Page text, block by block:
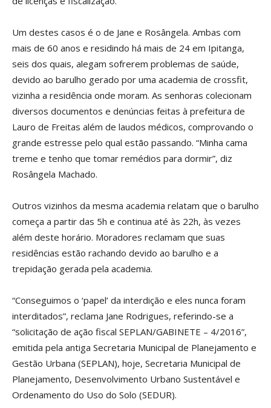
Um destes casos é o de Jane e Rosângela. Ambas com
mais de 60 anos e residindo há mais de 24 em Ipitanga,
seis dos quais, alegam sofrerem problemas de saúde,
devido ao barulho gerado por uma academia de crossfit,
vizinha a residência onde moram. As senhoras colecionam
diversos documentos e denúncias feitas à prefeitura de
Lauro de Freitas além de laudos médicos, comprovando o
grande estresse pelo qual estão passando. “Minha cama
treme e tenho que tomar remédios para dormir”, diz
Rosângela Machado.
Outros vizinhos da mesma academia relatam que o barulho
começa a partir das 5h e continua até às 22h, às vezes
além deste horário. Moradores reclamam que suas
residências estão rachando devido ao barulho e a
trepidação gerada pela academia.
“Conseguimos o ‘papel’ da interdição e eles nunca foram
interditados”, reclama Jane Rodrigues, referindo-se a
“solicitação de ação fiscal SEPLAN/GABINETE – 4/2016”,
emitida pela antiga Secretaria Municipal de Planejamento e
Gestão Urbana (SEPLAN), hoje, Secretaria Municipal de
Planejamento, Desenvolvimento Urbano Sustentável e
Ordenamento do Uso do Solo (SEDUR).